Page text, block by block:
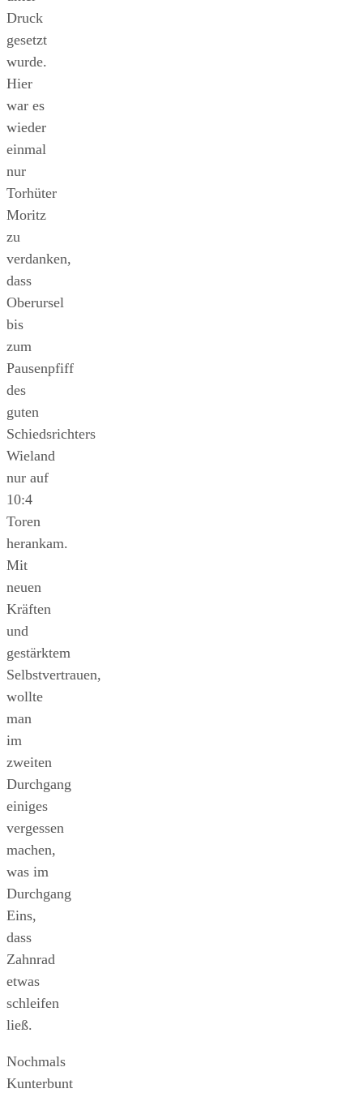
Druck
gesetzt
wurde.
Hier
war es
wieder
einmal
nur
Torhüter
Moritz
zu
verdanken,
dass
Oberursel
bis
zum
Pausenpfiff
des
guten
Schiedsrichters
Wieland
nur auf
10:4
Toren
herankam.
Mit
neuen
Kräften
und
gestärktem
Selbstvertrauen,
wollte
man
im
zweiten
Durchgang
einiges
vergessen
machen,
was im
Durchgang
Eins,
dass
Zahnrad
etwas
schleifen
ließ.
Nochmals
Kunterbunt